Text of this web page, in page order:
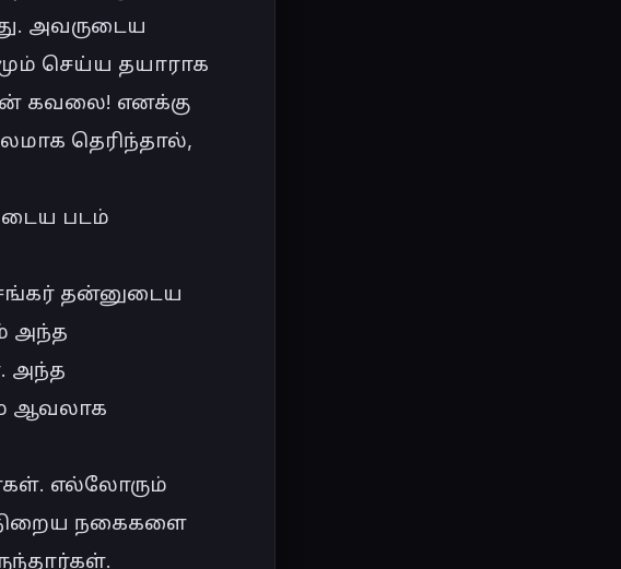
அவருடைய
செய்ய தயாராக
கவலை! எனக்கு
தெரிந்தால்,
படம்
சங்கர் தன்னுடைய
அந்த
அந்த
ஆவலாக
எல்லோரும்
நகைகளை